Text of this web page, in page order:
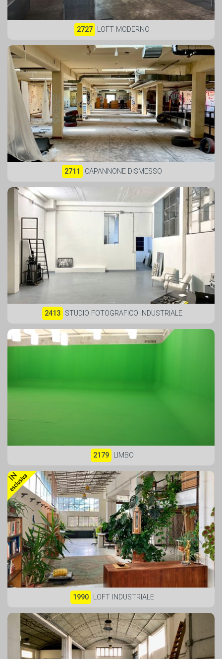
2727 LOFT MODERNO
2711 CAPANNONE DISMESSO
2413 STUDIO FOTOGRAFICO INDUSTRIALE
2179 LIMBO
1990 LOFT INDUSTRIALE